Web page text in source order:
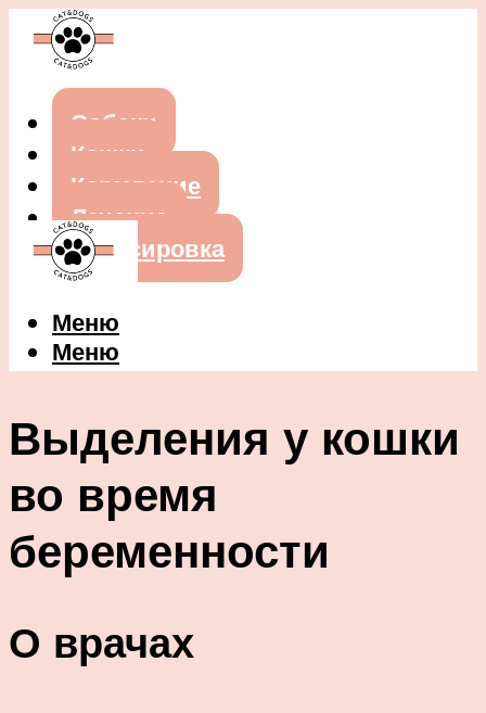
Собаки
Кошки
Кормление
Лечение
Дрессировка
Меню
Меню
Выделения у кошки
во время
беременности
О врачах